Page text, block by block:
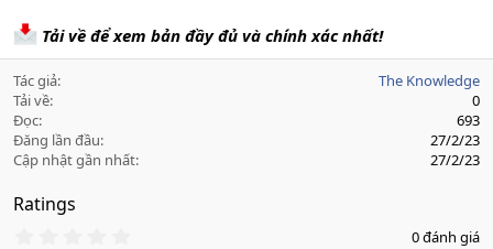
Tải về để xem bản đầy đủ và chính xác nhất!
Tác giả
The Knowledge
Tải về
0
Đọc
693
Đăng lần đầu
27/2/23
Cập nhật gần nhất
27/2/23
Ratings
0 đánh giá